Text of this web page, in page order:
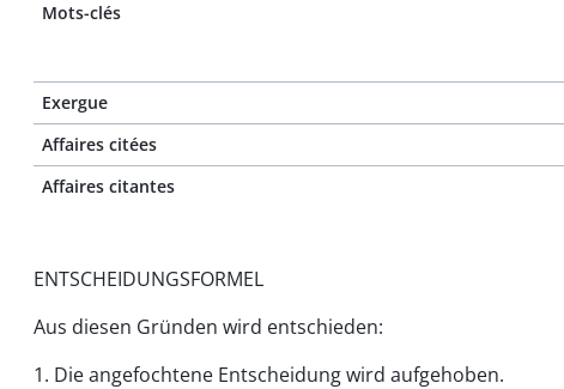
Mots-clés
Exergue
Affaires citées
Affaires citantes
ENTSCHEIDUNGSFORMEL
Aus diesen Gründen wird entschieden:
1. Die angefochtene Entscheidung wird aufgehoben.